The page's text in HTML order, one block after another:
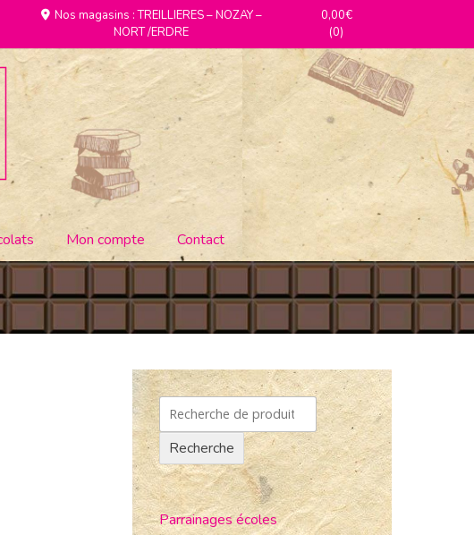
Nos magasins : TREILLIERES – NOZAY –
NORT /ERDRE
0,00€
(0)
Mon compte Contact
Recherche
Parrainages écoles